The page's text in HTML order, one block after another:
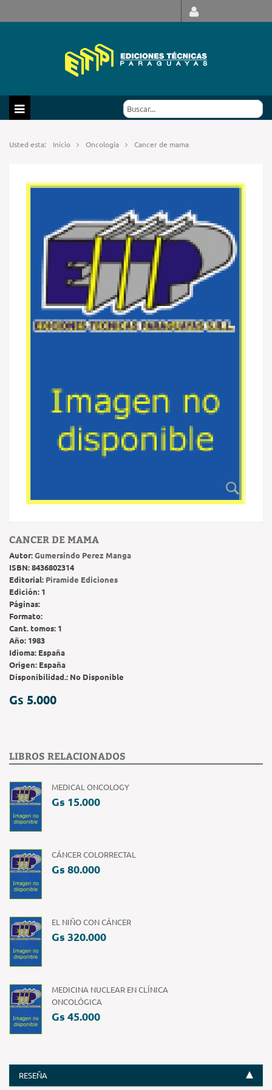
Usted esta: Inicio Oncología Cancer de mama
CANCER DE MAMA
Autor:Gumersindo Perez Manga
ISBN:8436802314
Editorial: Piramide Ediciones
Edición: 1
Páginas:
Formato:
Cant. tomos: 1
Año: 1983
Idioma: España
Origen: España
Disponibilidad.: No Disponible
Gs 5.000
LIBROS RELACIONADOS
MEDICAL ONCOLOGY
Gs 15.000
CÁNCER COLORRECTAL
Gs 80.000
EL NIÑO CON CÁNCER
Gs 320.000
MEDICINA NUCLEAR EN CLÍNICA
ONCOLÓGICA
Gs 45.000
RESEÑA